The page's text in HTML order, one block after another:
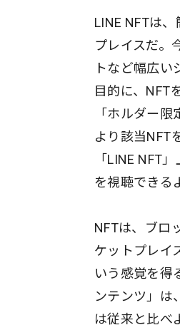
LINE NFTは
プレイスだ。
トなど幅広
目的に、NFT
「ホルダー
より該当NFT
「LINE NFT
を視聴できる
NFTは、ブロ
ケットプレイ
いう感覚を得
ンテンツ」は
は従来と比べ